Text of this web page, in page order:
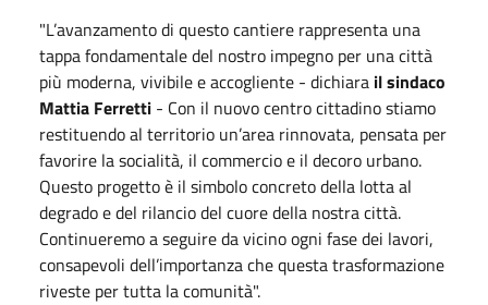
"L’avanzamento di questo cantiere rappresenta una
tappa fondamentale del nostro impegno per una città
più moderna, vivibile e accogliente - dichiara il sindaco
Mattia Ferretti - Con il nuovo centro cittadino stiamo
restituendo al territorio un’area rinnovata, pensata per
favorire la socialità, il commercio e il decoro urbano.
Questo progetto è il simbolo concreto della lotta al
degrado e del rilancio del cuore della nostra città.
Continueremo a seguire da vicino ogni fase dei lavori,
consapevoli dell’importanza che questa trasformazione
riveste per tutta la comunità".